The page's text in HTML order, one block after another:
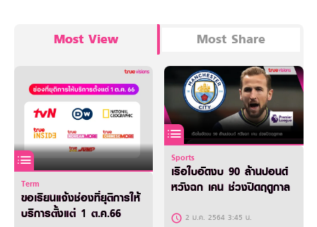
Most View Most Share
Term
ขอเรียนแจ้งช่องที่ยุติการให้
บริการตั้งแต่ 1 ต.ค.66
Sports
เรือใบอัดงบ 90 ล้านปอนด์
หวังฉก เคน ช่วงปิดฤดูกาล
2 ม.ค. 2564 3:45 น.